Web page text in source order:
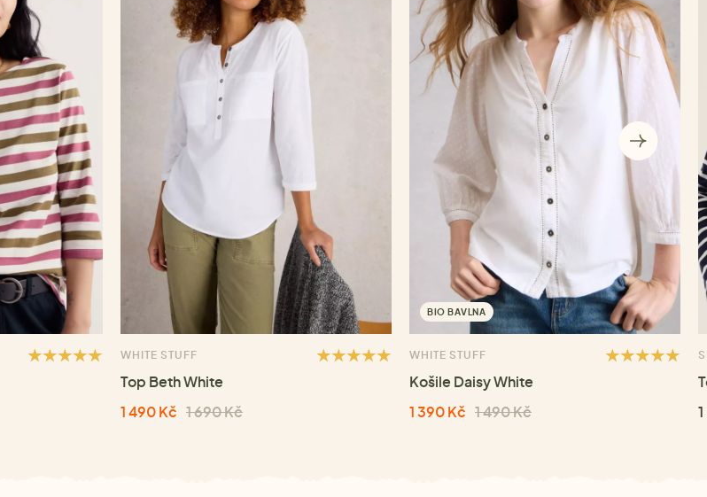
WHITE STUFF
Top Beth White
1 490 Kč 1 690 Kč
BIO BAVLNA
WHITE STUFF
Košile Daisy White
1 390 Kč 1 490 Kč